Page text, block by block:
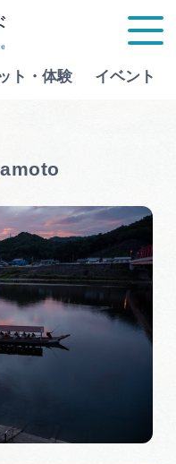
ト・体験 イベント
行きたいリストを見る